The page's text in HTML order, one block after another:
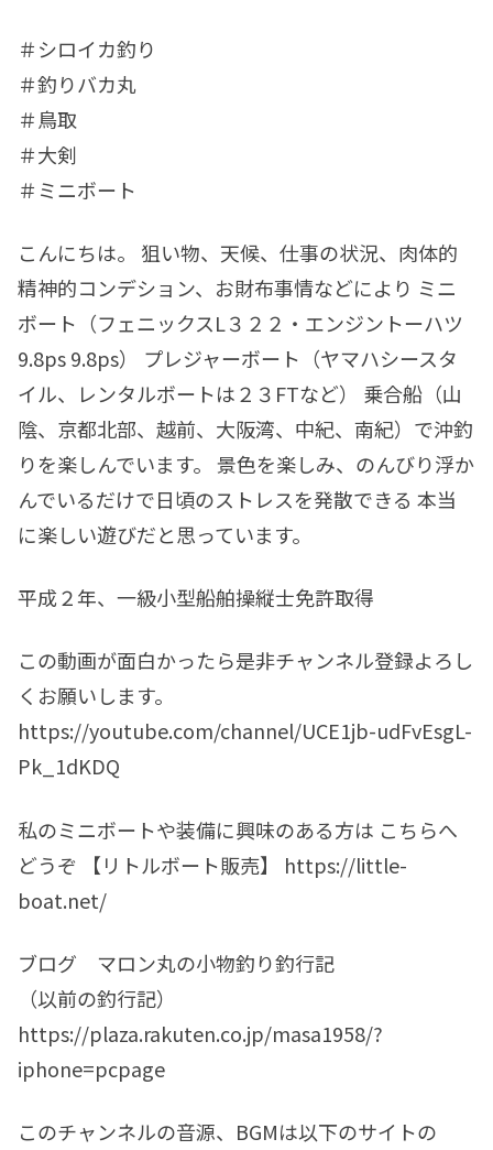
＃シロイカ釣り
＃釣りバカ丸
＃鳥取
＃大剣
＃ミニボート
こんにちは。 狙い物、天候、仕事の状況、肉体的
精神的コンデション、お財布事情などにより ミニ
ボート（フェニックスL３２２・エンジントーハツ
9.8ps 9.8ps） プレジャーボート（ヤマハシースタ
イル、レンタルボートは２３FTなど） 乗合船（山
陰、京都北部、越前、大阪湾、中紀、南紀）で沖釣
りを楽しんでいます。 景色を楽しみ、のんびり浮か
んでいるだけで日頃のストレスを発散できる 本当
に楽しい遊びだと思っています。
平成２年、一級小型船舶操縦士免許取得
この動画が面白かったら是非チャンネル登録よろし
くお願いします。
https://youtube.com/channel/UCE1jb-udFvEsgL-
Pk_1dKDQ
私のミニボートや装備に興味のある方は こちらへ
どうぞ 【リトルボート販売】 https://little-
boat.net/
ブログ マロン丸の小物釣り釣行記
（以前の釣行記）
https://plaza.rakuten.co.jp/masa1958/?
iphone=pcpage
このチャンネルの音源、BGMは以下のサイトの